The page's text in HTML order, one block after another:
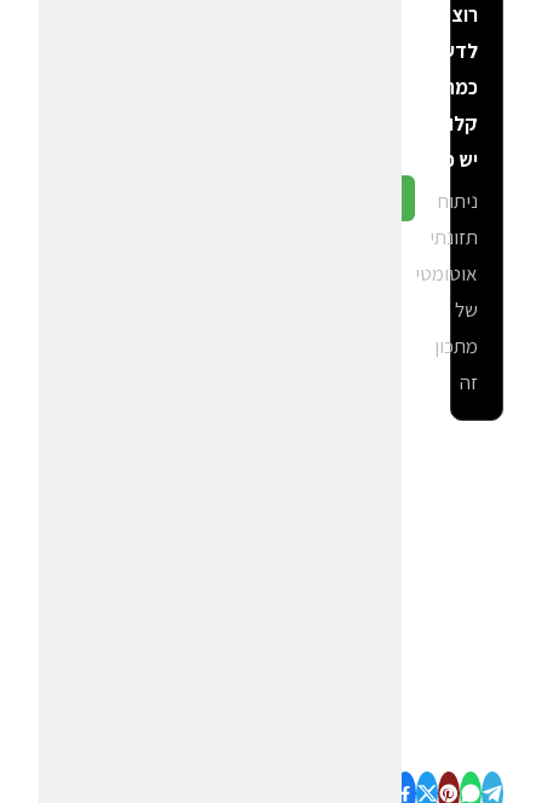
רוצה
לדעת
כמה
קלוריות
יש פה?
ניתוח
תזונתי
אוטומטי
של
מתכון
זה